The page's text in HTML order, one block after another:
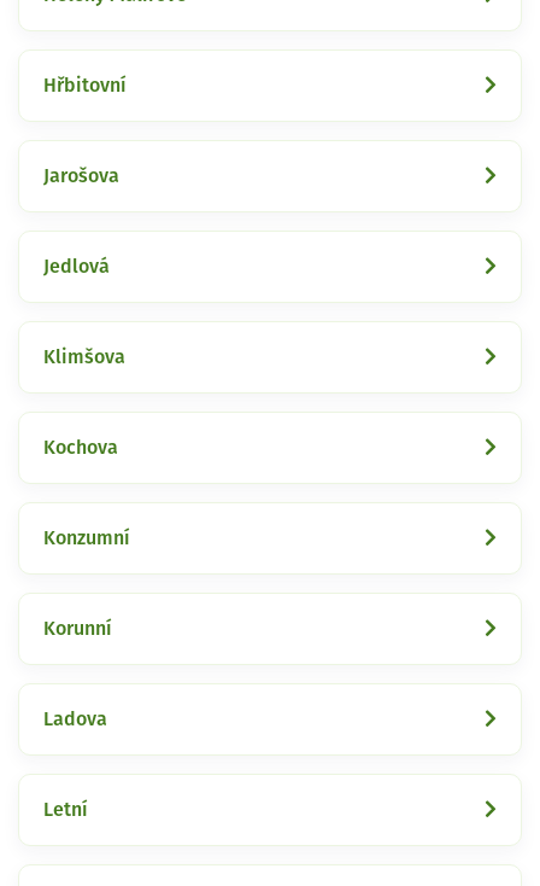
Hřbitovní
Jarošova
Jedlová
Klimšova
Kochova
Konzumní
Korunní
Ladova
Letní